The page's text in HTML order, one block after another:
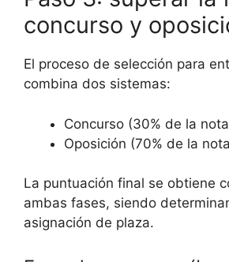
concurso y
El proceso de selección para
combina dos sistemas:
Concurso (30% de la
Oposición (70% de la
La puntuación final se obtiene
ambas fases, siendo
asignación de plaza.